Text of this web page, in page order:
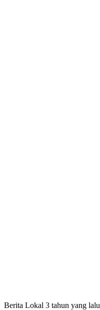
Berita Lokal 3 tahun yang lalu